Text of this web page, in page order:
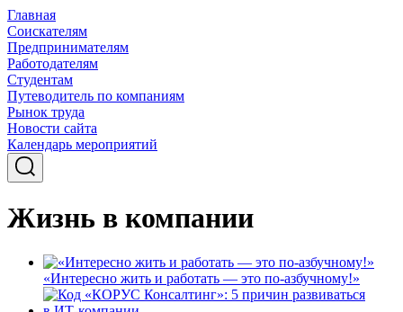
Главная
Соискателям
Предпринимателям
Работодателям
Студентам
Путеводитель по компаниям
Рынок труда
Новости сайта
Календарь мероприятий
Жизнь в компании
«Интересно жить и работать — это по-азбучному!»